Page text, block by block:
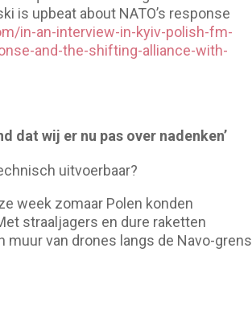
is upbeat about NATO’s response
in-an-interview-in-kyiv-polish-fm-
and-the-shifting-alliance-with-
dat wij er nu pas over nadenken’
uitvoerbaar?
week zomaar Polen konden
straaljagers en dure raketten
van drones langs de Navo-grens